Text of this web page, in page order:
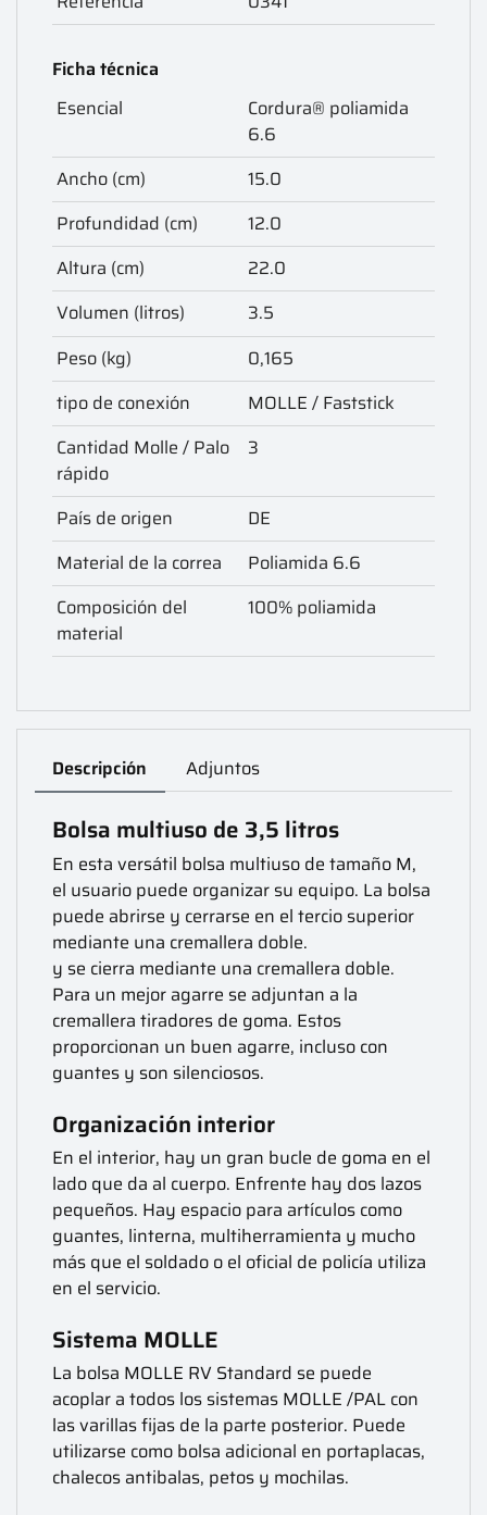
Ficha técnica
Esencial
Cordura® poliamida
6.6
Ancho (cm)
15.0
Profundidad (cm)
12.0
Altura (cm)
22.0
Volumen (litros)
3.5
Peso (kg)
0,165
tipo de conexión
MOLLE / Faststick
Cantidad Molle / Palo
rápido
3
País de origen
DE
Material de la correa
Poliamida 6.6
Composición del
material
100% poliamida
Descripción Adjuntos
Bolsa multiuso de 3,5 litros
En esta versátil bolsa multiuso de tamaño M,
el usuario puede organizar su equipo. La bolsa
puede abrirse y cerrarse en el tercio superior
mediante una cremallera doble.
y se cierra mediante una cremallera doble.
Para un mejor agarre se adjuntan a la
cremallera tiradores de goma. Estos
proporcionan un buen agarre, incluso con
guantes y son silenciosos.
Organización interior
En el interior, hay un gran bucle de goma en el
lado que da al cuerpo. Enfrente hay dos lazos
pequeños. Hay espacio para artículos como
guantes, linterna, multiherramienta y mucho
más que el soldado o el oficial de policía utiliza
en el servicio.
Sistema MOLLE
La bolsa MOLLE RV Standard se puede
acoplar a todos los sistemas MOLLE /PAL con
las varillas fijas de la parte posterior. Puede
utilizarse como bolsa adicional en portaplacas,
chalecos antibalas, petos y mochilas.